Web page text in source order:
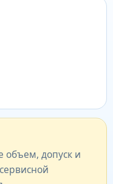
объем, допуск и